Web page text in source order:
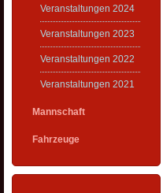
Veranstaltungen 2024
Veranstaltungen 2023
Veranstaltungen 2022
Veranstaltungen 2021
Mannschaft
Fahrzeuge